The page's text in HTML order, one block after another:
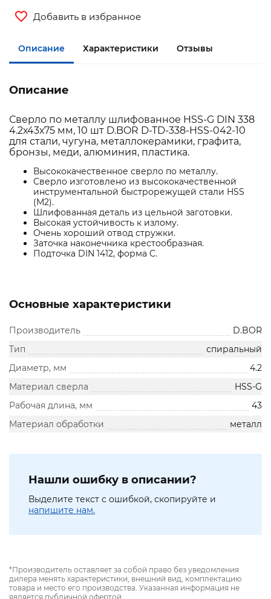
Добавить в избранное
Описание Характеристики Отзывы
Описание
Сверло по металлу шлифованное HSS-G DIN 338
4.2х43х75 мм, 10 шт D.BOR D-TD-338-HSS-042-10
для стали, чугуна, металлокерамики, графита,
бронзы, меди, алюминия, пластика.
Высококачественное сверло по металлу.
Сверло изготовлено из высококачественной
инструментальной быстрорежущей стали HSS
(М2).
Шлифованная деталь из цельной заготовки.
Высокая устойчивость к излому.
Очень хороший отвод стружки.
Заточка наконечника крестообразная.
Подточка DIN 1412, форма C.
Основные характеристики
Производитель
D.BOR
Тип
спиральный
Диаметр, мм
4.2
Материал сверла
HSS-G
Рабочая длина, мм
43
Материал обработки
металл
Нашли ошибку в описании?
Выделите текст с ошибкой, скопируйте и
напишите нам.
*Производитель оставляет за собой право без уведомления
дилера менять характеристики, внешний вид, комплектацию
товара и место его производства. Указанная информация не
является публичной офертой